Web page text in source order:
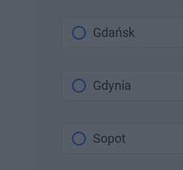
Gdańsk
Gdynia
Sopot